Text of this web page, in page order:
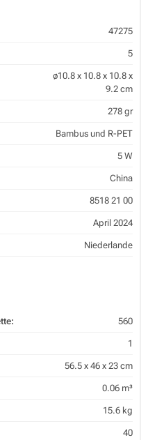
47275
5
ø10.8 x 10.8 x 10.8 x
9.2 cm
278 gr
Bambus und R-PET
5 W
China
8518 21 00
April 2024
Niederlande
560
1
56.5 x 46 x 23 cm
0.06 m³
15.6 kg
40